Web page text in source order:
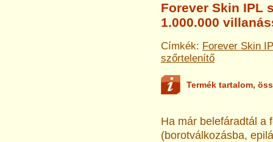
Forever Skin IPL
1.000.000
Címkék: Forever Skin
szőrtelenítő
Termék tartalom,
Ha már belefáradtál a
(borotválkozásba,